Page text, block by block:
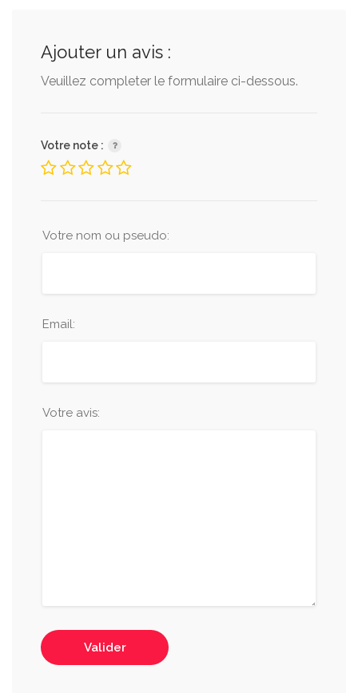
Ajouter un avis :
Veuillez completer le formulaire ci-dessous.
Votre note :
Votre nom ou pseudo:
Email:
Votre avis:
Valider